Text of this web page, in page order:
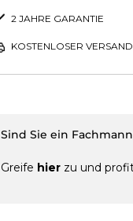
2 JAHRE GARANTIE
KOSTENLOSER
Sind Sie ein
Greife hier zu und